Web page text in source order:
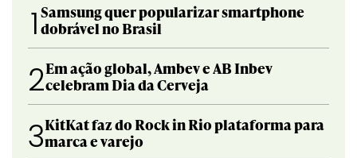
1 Samsung quer popularizar smartphone
dobrável no Brasil
2Em ação global, Ambev e AB Inbev
celebram Dia da Cerveja
3KitKat faz do Rock in Rio plataforma para
marca e varejo